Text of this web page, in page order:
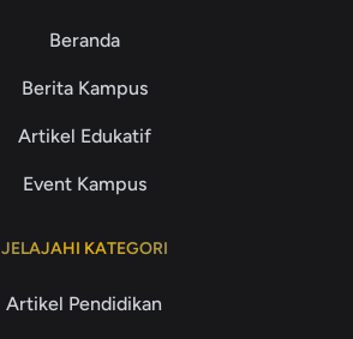
Beranda
Berita Kampus
Artikel Edukatif
Event Kampus
JELAJAHI KATEGORI
Artikel Pendidikan